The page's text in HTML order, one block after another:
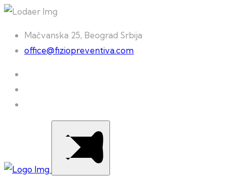
Mačvanska 25, Beograd Srbija
office@fiziopreventiva.com